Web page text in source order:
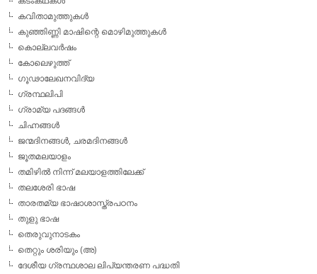
കവിതാമുത്തുകള്‍
കുഞ്ഞിണ്ണി മാഷിന്റെ മൊഴിമുത്തുകള്‍
കൊല്ലവര്‍ഷം
കോലെഴുത്ത്
ഗൂഢാലേഖനവിദ്യ
ഗ്രന്ഥലിപി
ഗ്രാമ്യ പദങ്ങള്‍
ചിഹ്നങ്ങള്‍
ജന്മദിനങ്ങള്‍, ചരമദിനങ്ങള്‍
ജൂതമലയാളം
തമിഴില്‍ നിന്ന് മലയാളത്തിലേക്ക്
തലശേരി ഭാഷ
താരതമ്യ ഭാഷാശാസ്ത്രപഠനം
തുളു ഭാഷ
തെരുവുനാടകം
തെറ്റും ശരിയും (അ)
ദേശീയ ഗ്രന്ഥശാല ലിപ്യന്തരണ പദ്ധതി